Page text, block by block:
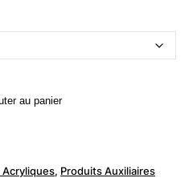
au panier
, Produits Auxiliaires